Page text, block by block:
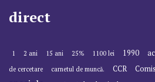
direct
1 2 ani 15 ani 25% 1100 lei 1990
de cercetare
carnetul de muncă. CCR